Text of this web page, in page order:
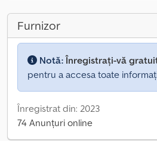
Furnizor
Notă:Înregistrați-vă
pentru a accesa toate
Înregistrat din: 2023
74 Anunțuri online